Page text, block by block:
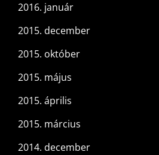
2016. január
2015. december
2015. október
2015. május
2015. április
2015. március
2014. december